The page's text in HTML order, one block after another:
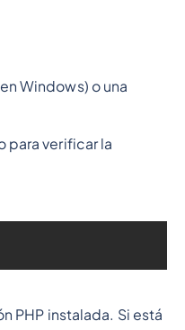
Windows) o una
para verificar la
PHP instalada. Si está